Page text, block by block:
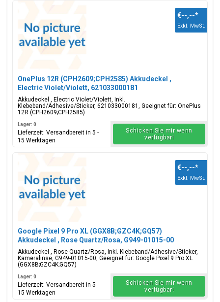
OnePlus 12R (CPH2609;CPH2585) Akkudeckel ,
Electric Violet/Violett, 621033000181
Akkudeckel , Electric Violet/Violett, Inkl.
Klebeband/Adhesive/Sticker, 621033000181, Geeignet für: OnePlus
12R (CPH2609;CPH2585)
€--,--*
Exkl. MwSt.
Lager: 0
Lieferzeit: Versandbereit in 5 -
15 Werktagen
Schicken Sie mir wenn
verfügbar!
Google Pixel 9 Pro XL (GGX8B;GZC4K;GQ57)
Akkudeckel , Rose Quartz/Rosa, G949-01015-00
Akkudeckel , Rose Quartz/Rosa, Inkl. Klebeband/Adhesive/Sticker,
Kameralinse, G949-01015-00, Geeignet für: Google Pixel 9 Pro XL
(GGX8B;GZC4K;GQ57)
€--,--*
Exkl. MwSt.
Lager: 0
Lieferzeit: Versandbereit in 5 -
15 Werktagen
Schicken Sie mir wenn
verfügbar!